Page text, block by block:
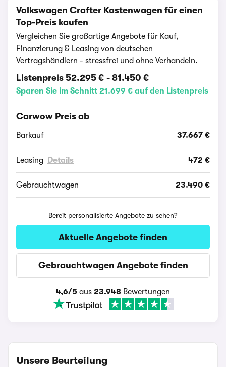
Volkswagen Crafter Kastenwagen für einen
Top-Preis kaufen
Vergleichen Sie großartige Angebote für Kauf,
Finanzierung & Leasing von deutschen
Vertragshändlern - stressfrei und ohne Verhandeln.
Listenpreis 52.295 € - 81.450 €
Sparen Sie im Schnitt 21.699 € auf den Listenpreis
Carwow Preis ab
Barkauf 37.667 €
Leasing Details 472 €
Gebrauchtwagen 23.490 €
Bereit personalisierte Angebote zu sehen?
Aktuelle Angebote finden
Gebrauchtwagen Angebote finden
4,6/5 aus 23.948 Bewertungen
Unsere Beurteilung